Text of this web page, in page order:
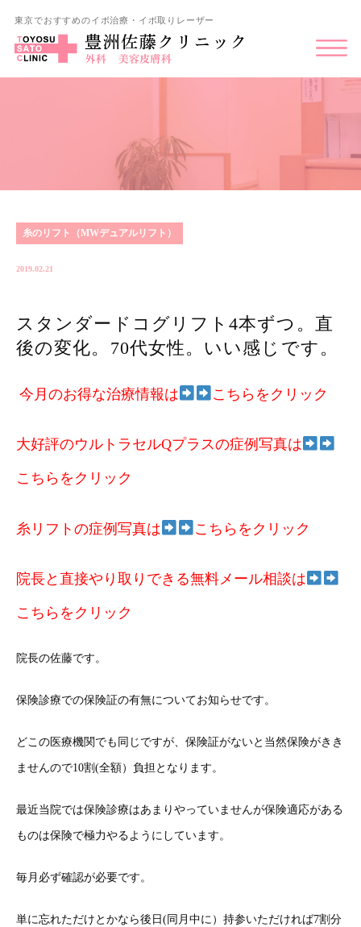
東京でおすすめのイボ治療・イボ取りレーザー
糸のリフト（MWデュアルリフト）
2019.02.21
スタンダードコグリフト4本ずつ。直
後の変化。70代女性。いい感じです。
今月のお得な治療情報は こちらをクリック
大好評のウルトラセルQプラスの症例写真は
こちらをクリック
糸リフトの症例写真は こちらをクリック
院長と直接やり取りできる無料メール相談は
こちらをクリック
院長の佐藤です。
保険診療での保険証の有無についてお知らせです。
どこの医療機関でも同じですが、保険証がないと当然保険がきき
ませんので10割(全額）負担となります。
最近当院では保険診療はあまりやっていませんが保険適応がある
ものは保険で極力やるようにしています。
毎月必ず確認が必要です。
単に忘れただけとかなら後日(同月中に）持参いただければ7割分